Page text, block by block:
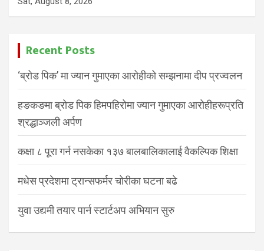
Recent Posts
‘ब्रोड पिक’ मा ज्यान गुमाएका आरोहीको सम्झनामा दीप प्रज्वलन
हङकङमा ब्रोड पिक हिमपहिरोमा ज्यान गुमाएका आरोहीहरूप्रति
श्रद्धाञ्जली अर्पण
कक्षा ८ पूरा गर्न नसकेका १३७ बालबालिकालाई वैकल्पिक शिक्षा
मधेस प्रदेशमा ट्रान्सफर्मर चोरीका घटना बढे
युवा उद्यमी तयार पार्न स्टार्टअप अभियान सुरु